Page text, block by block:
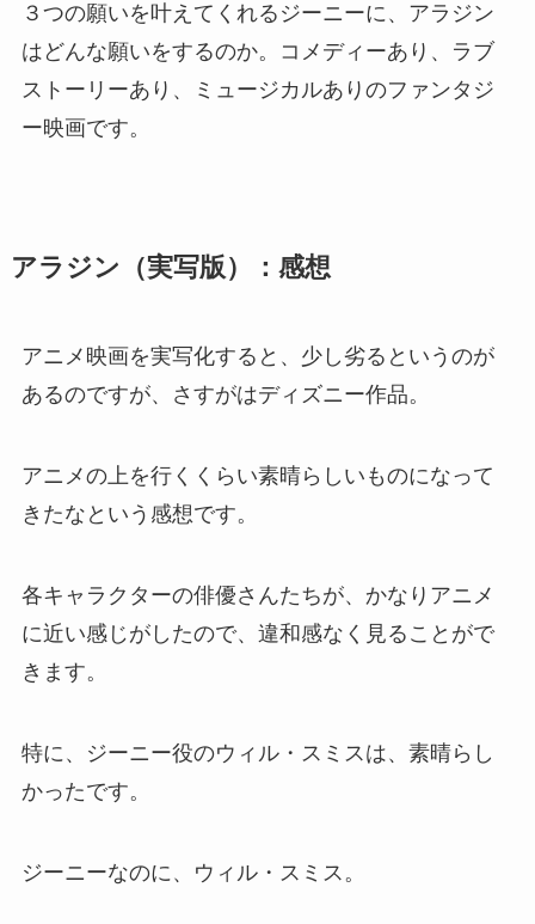
３つの願いを叶えてくれるジーニーに、アラジン
はどんな願いをするのか。コメディーあり、ラブ
ストーリーあり、ミュージカルありのファンタジ
ー映画です。
アラジン（実写版） ：感想
アニメ映画を実写化すると、少し劣るというのが
あるのですが、さすがはディズニー作品。
アニメの上を行くくらい素晴らしいものになって
きたなという感想です。
各キャラクターの俳優さんたちが、かなりアニメ
に近い感じがしたので、違和感なく見ることがで
きます。
特に、ジーニー役のウィル・スミスは、素晴らし
かったです。
ジーニーなのに、ウィル・スミス。